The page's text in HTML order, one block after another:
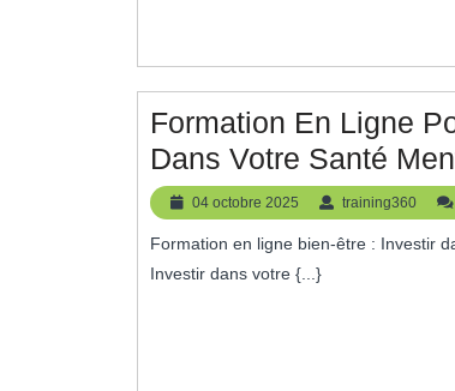
Formation En Ligne
Dans Votre Santé
04 octobre 2025
04
octobre
2025
training360
Formation en ligne bien-être : Investir dans votre santé mentale et physique Formation en ligne bien-être :
Investir dans votre {...}